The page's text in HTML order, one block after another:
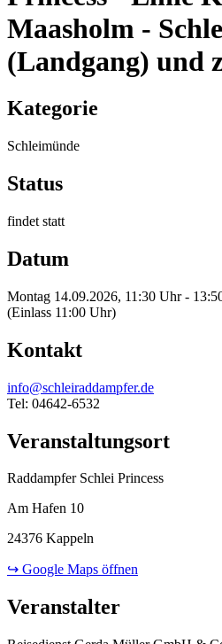
Maasholm -
(Landgang) und
Kategorie
Schleimünde
Status
findet statt
Datum
Montag 14.09.2026, 11:30 Uhr -
(Einlass 11:00 Uhr)
Kontakt
info@schleiraddampfer.de
Tel: 04642-6532
Veranstaltungsort
Raddampfer Schlei Princess
Am Hafen 10
24376 Kappeln
↪ Google Maps öffnen
Veranstalter